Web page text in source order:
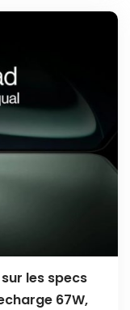
les specs
67W,